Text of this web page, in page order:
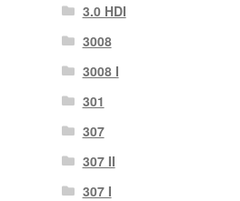
3.0 HDI
3008
3008 Ι
301
307
307 II
307 Ι